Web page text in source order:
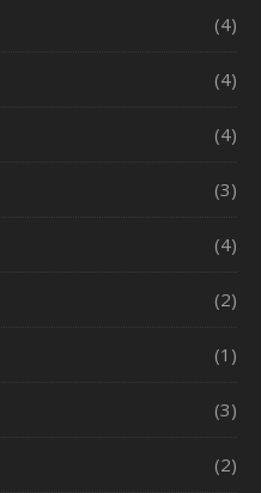
(4)
(4)
(4)
(3)
(4)
(2)
(1)
(3)
(2)